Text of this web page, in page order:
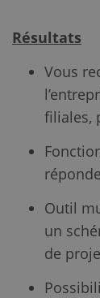
Résultats
Vous
filiales,
Outil
un
de